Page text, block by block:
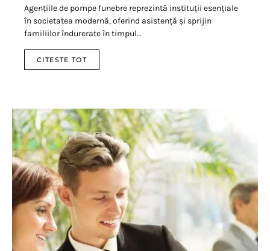
Agențiile de pompe funebre reprezintă instituții esențiale
în societatea modernă, oferind asistență și sprijin
familiilor îndurerate în timpul…
CITESTE TOT